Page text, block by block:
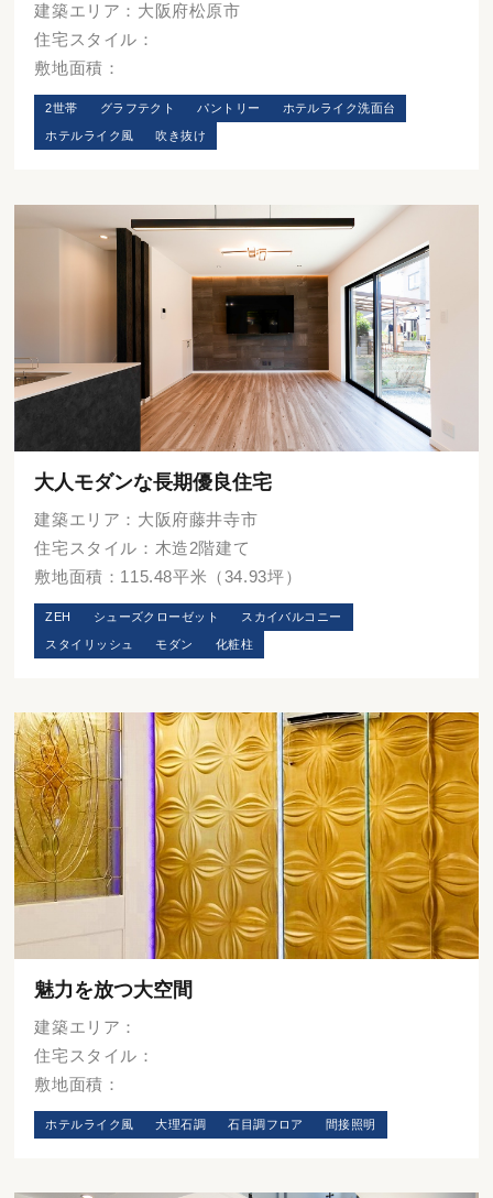
建築エリア：大阪府松原市
住宅スタイル：
敷地面積：
2世帯 グラフテクト パントリー ホテルライク洗面台
ホテルライク風 吹き抜け
大人モダンな長期優良住宅
建築エリア：大阪府藤井寺市
住宅スタイル：木造2階建て
敷地面積：115.48平米（34.93坪）
ZEH シューズクローゼット スカイバルコニー
スタイリッシュ モダン 化粧柱
魅力を放つ大空間
建築エリア：
住宅スタイル：
敷地面積：
ホテルライク風 大理石調 石目調フロア 間接照明